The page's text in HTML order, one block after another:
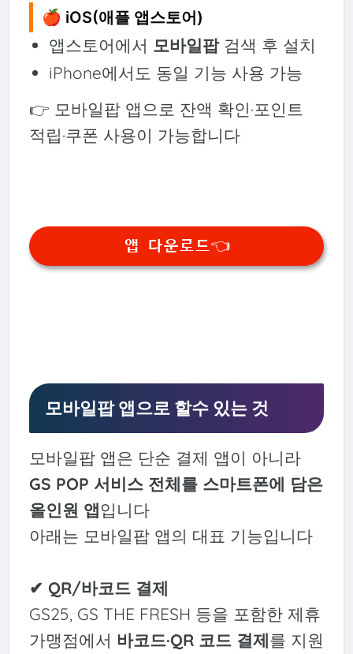
🍎 iOS(애플 앱스토어)
앱스토어에서 모바일팝검색 후 설치
iPhone에서도 동일 기능 사용 가능
👉 모바일팝 앱으로 잔액 확인·포인트
적립·쿠폰 사용이 가능합니다
앱 다운로드👈
모바일팝 앱으로 할수 있는 것
모바일팝 앱은 단순 결제 앱이 아니라
GS POP 서비스 전체를 스마트폰에 담은
올인원 앱입니다
아래는 모바일팝 앱의 대표 기능입니다
✔ QR/바코드 결제
GS25, GS THE FRESH 등을 포함한 제휴
가맹점에서 바코드·QR 코드 결제를 지원